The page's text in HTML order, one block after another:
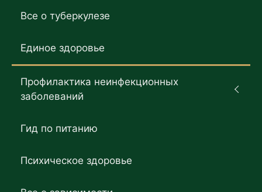
Все о туберкулезе
Единое здоровье
Профилактика неинфекционных
заболеваний
Гид по питанию
Психическое здоровье